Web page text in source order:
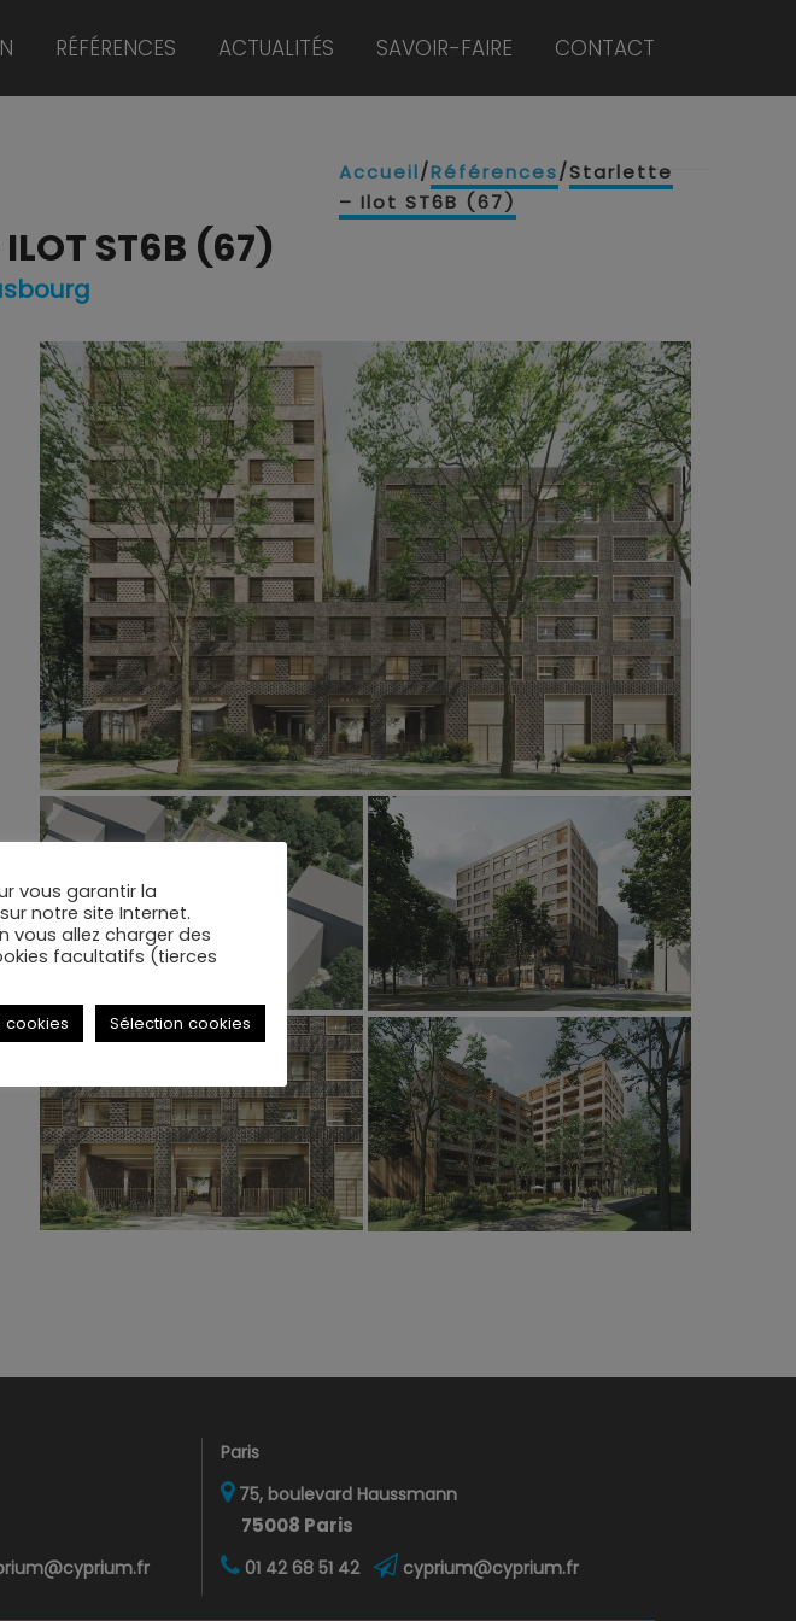
RÉFÉRENCES ACTUALITÉS SAVOIR-FAIRE CONTACT
Accueil/Références/Starlette
– Ilot ST6B (67)
ILOT ST6B (67)
Paris
75, boulevard Haussmann
75008 Paris
01 42 68 51 42 cyprium@cyprium.fr
vous garantir la
notre site Internet.
vous allez charger des
facultatifs (tierces
cookies Sélection cookies